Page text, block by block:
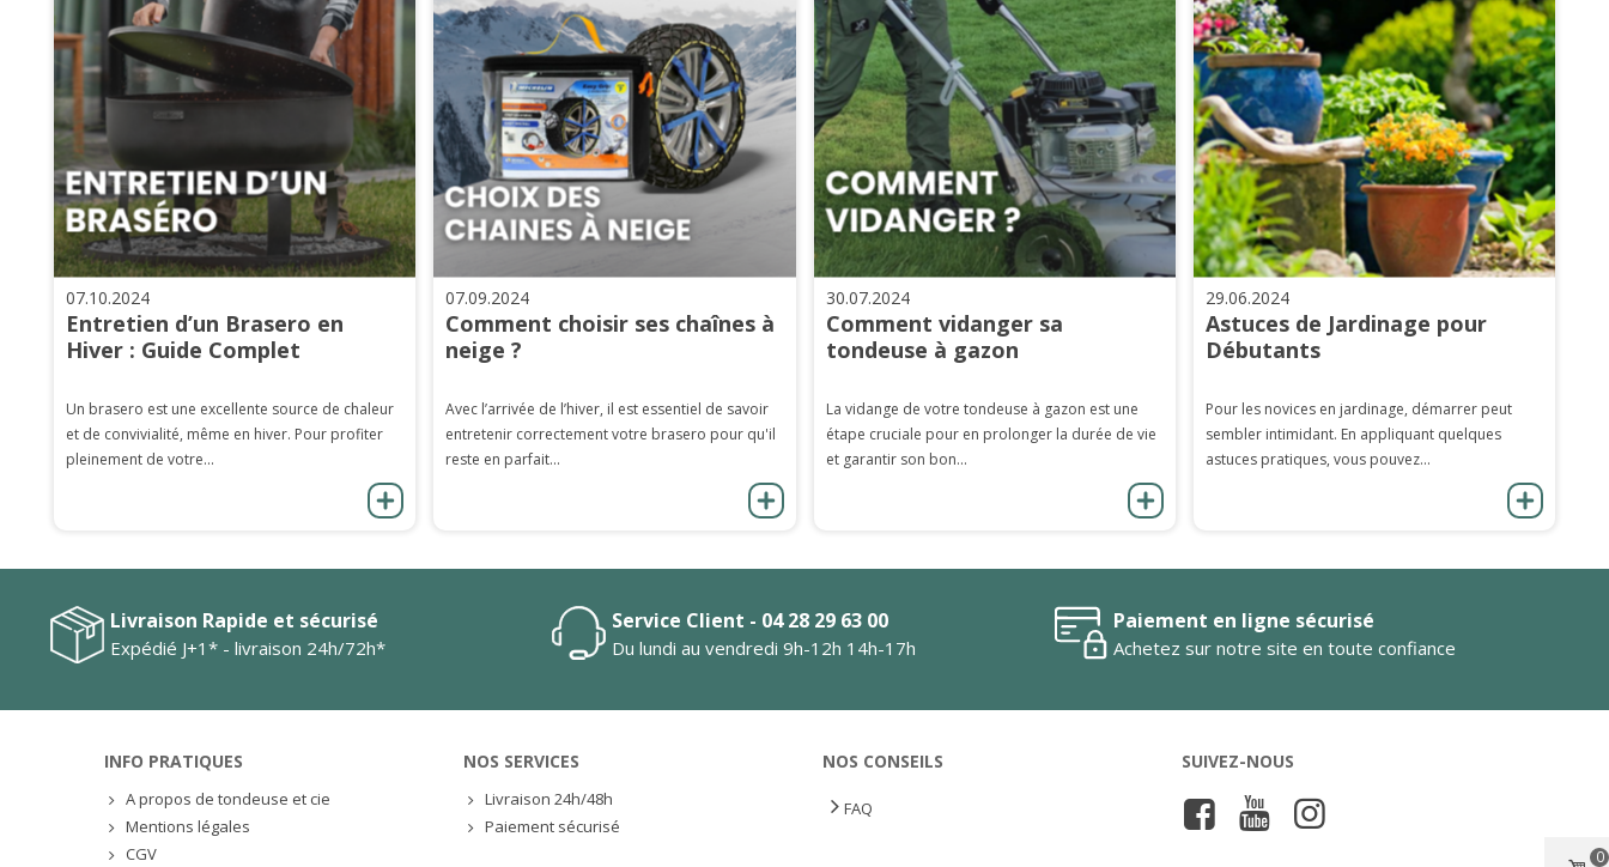
07.10.2024
Entretien d’un Brasero en
Hiver : Guide Complet
Un brasero est une excellente source de chaleur
et de convivialité, même en hiver. Pour profiter
pleinement de votre...
07.09.2024
Comment choisir ses chaînes à
neige ?
Avec l’arrivée de l’hiver, il est essentiel de savoir
entretenir correctement votre brasero pour qu'il
reste en parfait...
30.07.2024
Comment vidanger sa
tondeuse à gazon
La vidange de votre tondeuse à gazon est une
étape cruciale pour en prolonger la durée de vie
et garantir son bon...
29.06.2024
Astuces de Jardinage pour
Débutants
Pour les novices en jardinage, démarrer peut
sembler intimidant. En appliquant quelques
astuces pratiques, vous pouvez...
Livraison Rapide et sécurisé
Expédié J+1* - livraison 24h/72h*
Service Client - 04 28 29 63 00
Du lundi au vendredi 9h-12h 14h-17h
Paiement en ligne sécurisé
Achetez sur notre site en toute confiance
INFO PRATIQUES
A propos de tondeuse et cie
Mentions légales
CGV
NOS SERVICES
Livraison 24h/48h
Paiement sécurisé
NOS CONSEILS
FAQ
SUIVEZ-NOUS
0